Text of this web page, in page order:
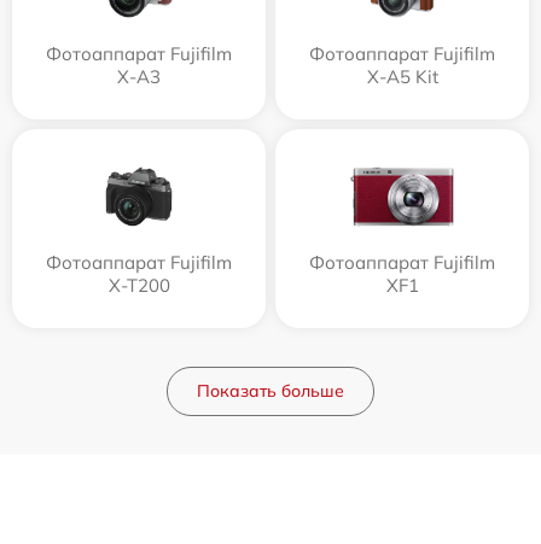
Фотоаппарат Fujifilm
X-A3
Фотоаппарат Fujifilm
X-A5 Kit
Фотоаппарат Fujifilm
X-T200
Фотоаппарат Fujifilm
XF1
Показать больше